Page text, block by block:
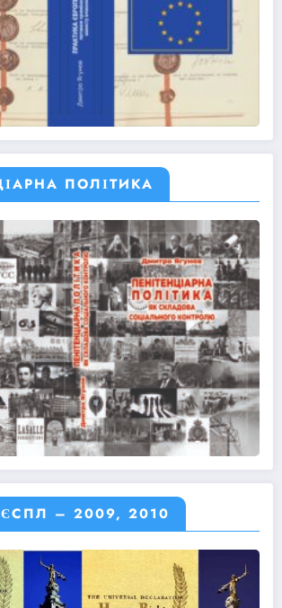
ПОЛІТИКА
ЄСПЛ – 2009, 2010